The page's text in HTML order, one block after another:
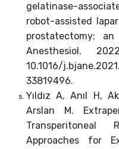
gelatinase-
robot-assisted
prostatectomy:
Anesthesiol.
10.1016/
33819496.
Yıldız A, Anıl H,
Arslan M.
Transperitoneal
Approaches for